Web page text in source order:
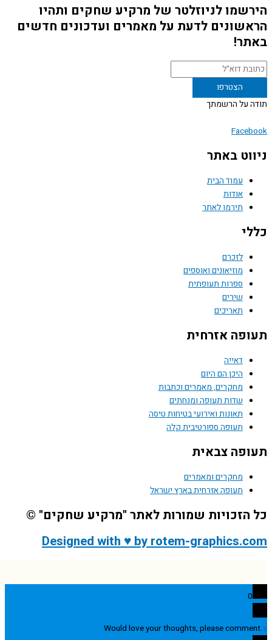
לניוזלטר של מרקיע שחקים ותהיו
לדעת על מאמרים ועדכונים חדשים
על הרשמתך
באתר
עמוד הבית
אודות
תירמו לאתר
לזכרם
מוזיאונים ואוספים
ספרות תעופתית
שירים
תאריכים
אזרחית
דאייה
היכן הם היום
מחקרים, מאמרים וכתבות
שדות תעופה ומנחתים
תאונות ואירועי בטיחות טיסה
תעופה ספורטיבית קלה
צבאית
מחקרים ומאמרים
תעופה אזרחית בארץ ישראל
שמורות לאתר "מרקיע שחקים" ©
Designed with ♥ by rotem-
Would love your thoughts, please